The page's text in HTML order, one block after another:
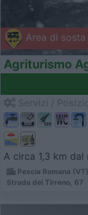
Area di sosta
Agriturismo
A circa 1,3 km
Pescia Romana
Strada del Tirreno, 67